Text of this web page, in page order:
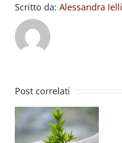
Scritto da: Alessandra Ielli
Post correlati